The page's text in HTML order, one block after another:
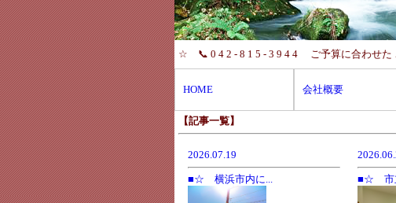
☆ 📞 0 4 2 - 8 1 5 - 3 9 4 4 ご予算に合わせた ご
HOME 会社概要
【記事一覧】
2026.07.19
■☆ 横浜市内に... ■☆ 市